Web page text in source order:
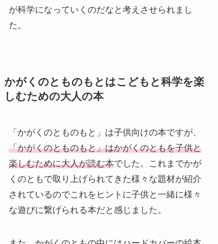
が科学になっていくのだなと考えさせられまし
た。
かがくのとものもとはこどもと科学を楽
しむための大人の本
「かがくのとものもと」は子供向けの本ですが、
「かがくのとものもと」はかがくのともを子供と
楽しむために大人が読む本でした。これまでかが
くのともで取り上げられてきた様々な題材が紹介
されているのでこれをヒントに子供と一緒に様々
な遊びに繋げられる本だと感じました。